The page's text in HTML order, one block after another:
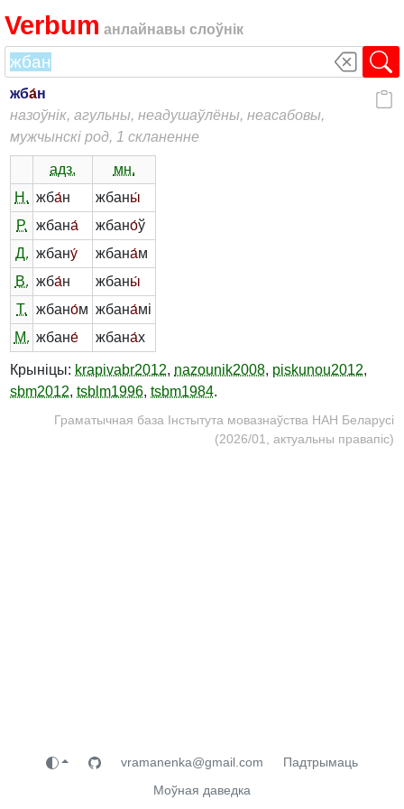
Verbum анлайнавы слоўнік
жба́н
назоўнік, агульны, неадушаўлёны, неасабовы,
мужчынскі род, 1 скланенне
адз.
мн.
Н. жба́н жбаны́
Р.
жбана́ жбано́ў
Д. жбану́ жбана́м
В. жба́н жбаны́
Т.
жбано́м жбана́мі
М. жбане́ жбана́х
Крыніцы: krapivabr2012, nazounik2008, piskunou2012,
sbm2012, tsblm1996, tsbm1984.
Граматычная база Інстытута мовазнаўства НАН Беларусі
(2026/01, актуальны правапіс)
vramanenka@gmail.com
Падтрымаць
Моўная даведка